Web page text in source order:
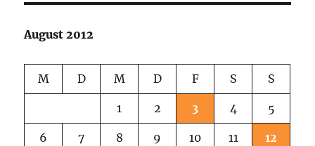
August 2012
M D M D F S S
1 2 3 4 5
6 7 8 9 10 11 12